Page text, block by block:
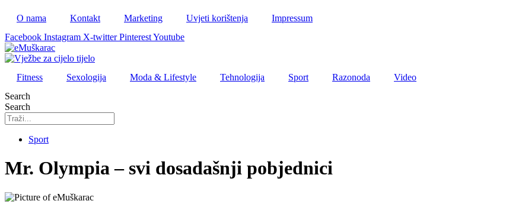
O nama Kontakt Marketing Uvjeti korištenja
Impressum
Facebook Instagram X-twitter PinterestYoutube
Fitness Sexologija Moda & Lifestyle Tehnologija Sport Razonoda
Video
Search
Search
Sport
Mr. Olympia – svi dosadašnji pobjednici